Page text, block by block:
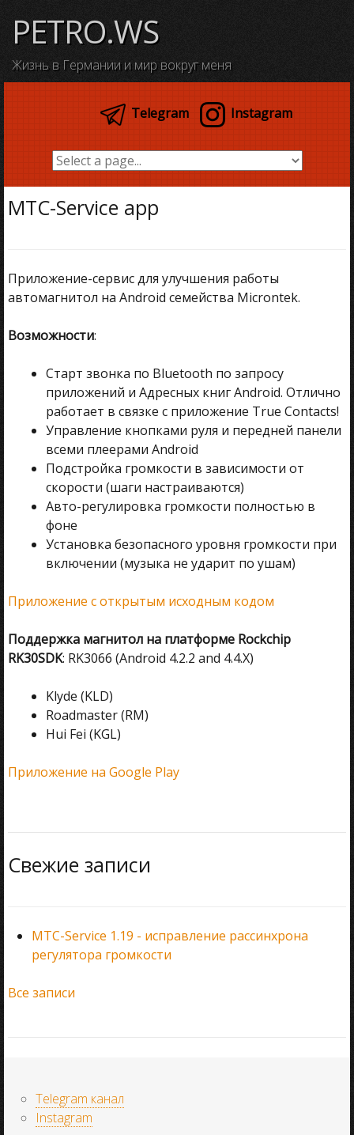
content
PETRO.WS
Жизнь в Германии и мир вокруг меня
Telegram Instagram
MTC-Service app
Приложение-сервис для улучшения работы
автомагнитол на Android семейства Microntek.
Возможности:
Старт звонка по Bluetooth по запросу
приложений и Адресных книг Android. Отлично
работает в связке с приложение True Contacts!
Управление кнопками руля и передней панели
всеми плеерами Android
Подстройка громкости в зависимости от
скорости (шаги настраиваются)
Авто-регулировка громкости полностью в
фоне
Установка безопасного уровня громкости при
включении (музыка не ударит по ушам)
Приложение с открытым исходным кодом
Поддержка магнитол на платформе Rockchip
RK30SDK: RK3066 (Android 4.2.2 and 4.4.X)
Klyde (KLD)
Roadmaster (RM)
Hui Fei (KGL)
Приложение на Google Play
Свежие записи
MTC-Service 1.19 - исправление рассинхрона
регулятора громкости
Все записи
Telegram канал
Instagram